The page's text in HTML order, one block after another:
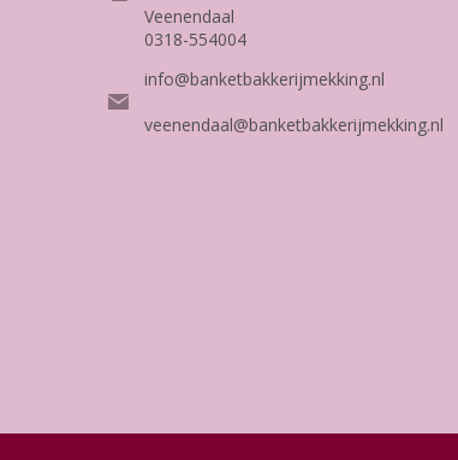
Veenendaal
0318-554004
info@banketbakkerijmekking.nl
veenendaal@banketbakkerijmekking.nl